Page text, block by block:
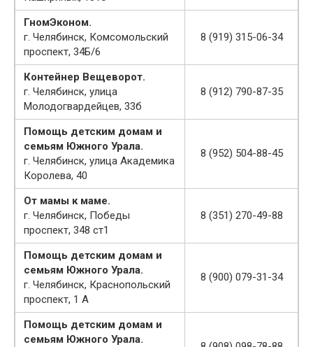
ГномЭконом.
г. Челябинск, Комсомольский
проспект, 34Б/6
8 (919) 315-06-34
Контейнер Вещеворот.
г. Челябинск, улица
Молодогвардейцев, 33б
8 (912) 790-87-35
Помощь детским домам и
семьям Южного Урала.
г. Челябинск, улица Академика
Королева, 40
8 (952) 504-88-45
От мамы к маме.
г. Челябинск, Победы
проспект, 348 ст1
8 (351) 270-49-88
Помощь детским домам и
семьям Южного Урала.
г. Челябинск, Краснопольский
проспект, 1 А
8 (900) 079-31-34
Помощь детским домам и
семьям Южного Урала.